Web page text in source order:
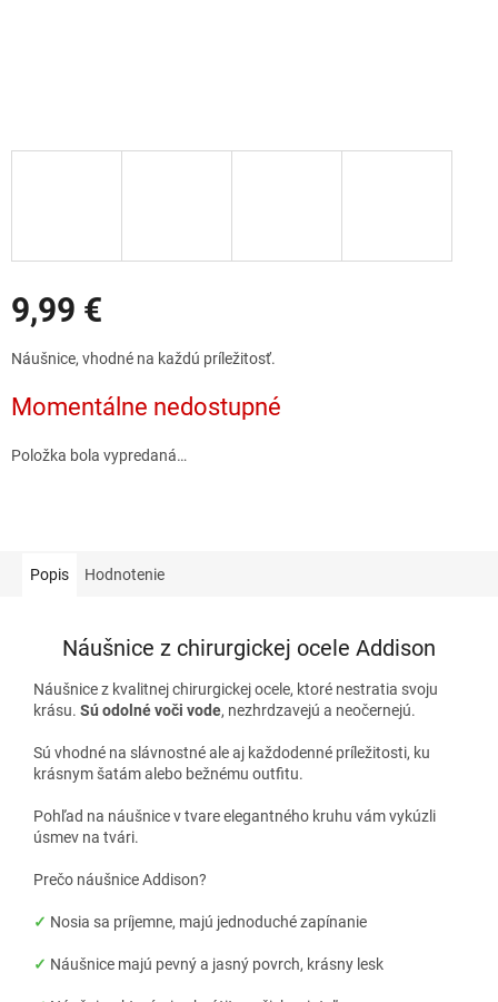
9,99 €
cena:
Náušnice, vhodné na každú príležitosť.
Momentálne nedostupné
Položka bola vypredaná…
Popis Hodnotenie
Náušnice z chirurgickej ocele Addison
Náušnice z kvalitnej chirurgickej ocele, ktoré nestratia svoju
krásu. Sú odolné voči vode, nezhrdzavejú a neočernejú.
Sú vhodné na slávnostné ale aj každodenné príležitosti, ku
krásnym šatám alebo bežnému outfitu.
Pohľad na náušnice v tvare elegantného kruhu vám vykúzli
úsmev na tvári.
Prečo náušnice Addison?
✓ Nosia sa príjemne, majú jednoduché zapínanie
✓ Náušnice majú pevný a jasný povrch, krásny lesk